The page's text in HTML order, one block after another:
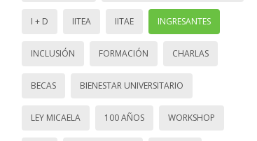
I + D IITEA IITAE INGRESANTES
INCLUSIÓN FORMACIÓN CHARLAS
BECAS BIENESTAR UNIVERSITARIO
LEY MICAELA 100 AÑOS WORKSHOP